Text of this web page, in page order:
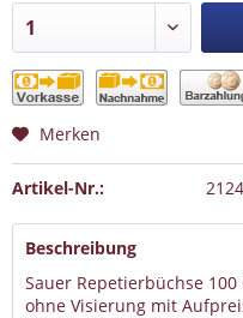
Merken
Artikel-Nr.:
Beschreibung
Sauer Repetierbüchse 100
ohne Visierung mit